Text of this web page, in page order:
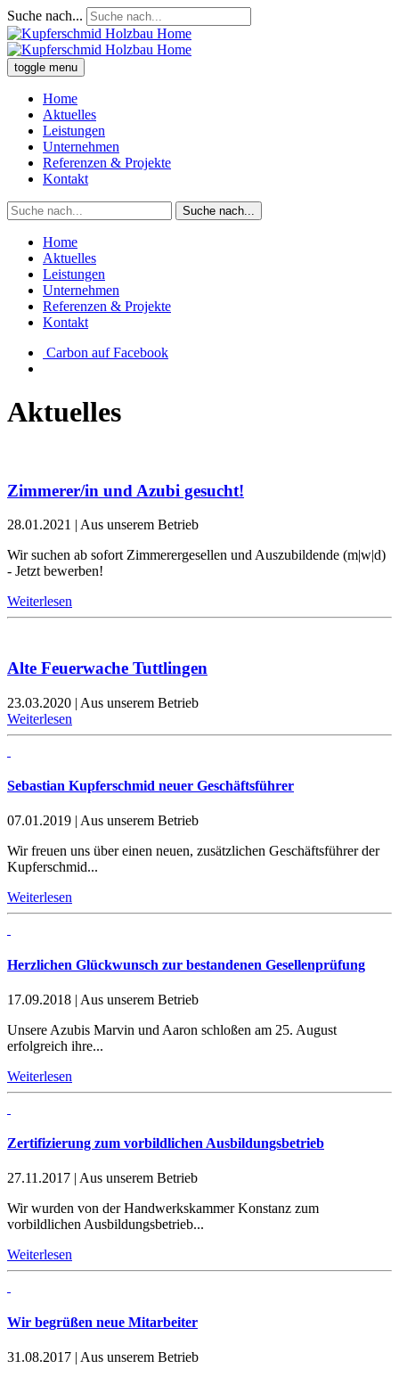
Suche nach...
toggle menu
Home
Aktuelles
Leistungen
Unternehmen
Referenzen & Projekte
Kontakt
Suche nach...
Home
Aktuelles
Leistungen
Unternehmen
Referenzen & Projekte
Kontakt
Carbon auf Facebook
Aktuelles
Zimmerer/in und Azubi gesucht!
28.01.2021 | Aus unserem Betrieb
Wir suchen ab sofort Zimmerergesellen und Auszubildende (m|w|d)
- Jetzt bewerben!
Weiterlesen
Alte Feuerwache Tuttlingen
23.03.2020 | Aus unserem Betrieb
Weiterlesen
Sebastian Kupferschmid neuer Geschäftsführer
07.01.2019 | Aus unserem Betrieb
Wir freuen uns über einen neuen, zusätzlichen Geschäftsführer der
Kupferschmid...
Weiterlesen
Herzlichen Glückwunsch zur bestandenen Gesellenprüfung
17.09.2018 | Aus unserem Betrieb
Unsere Azubis Marvin und Aaron schloßen am 25. August
erfolgreich ihre...
Weiterlesen
Zertifizierung zum vorbildlichen Ausbildungsbetrieb
27.11.2017 | Aus unserem Betrieb
Wir wurden von der Handwerkskammer Konstanz zum
vorbildlichen Ausbildungsbetrieb...
Weiterlesen
Wir begrüßen neue Mitarbeiter
31.08.2017 | Aus unserem Betrieb